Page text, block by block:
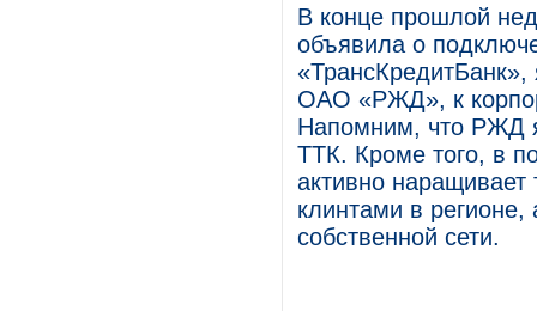
В конце прошлой
объявила о
ОАО «РЖД», к
Напомним, что РЖД
ТТК. Кроме того, в
активно наращивает
клинтами в
собственной сети.